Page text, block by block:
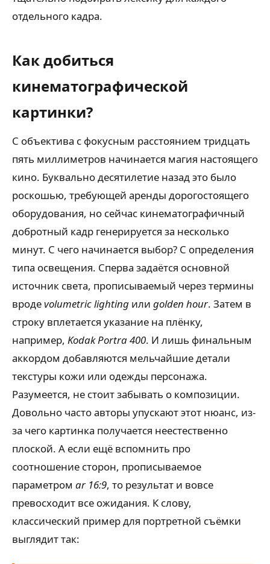
отдельного кадра.
Как добиться
кинематографической
картинки?
С объектива с фокусным расстоянием тридцать
пять миллиметров начинается магия настоящего
кино. Буквально десятилетие назад это было
роскошью, требующей аренды дорогостоящего
оборудования, но сейчас кинематографичный
добротный кадр генерируется за несколько
минут. С чего начинается выбор? С определения
типа освещения. Сперва задаётся основной
источник света, прописываемый через термины
вродеvolumetric lighting или golden hour. Затем в
строку вплетается указание на плёнку,
например, Kodak Portra 400. И лишь финальным
аккордом добавляются мельчайшие детали
текстуры кожи или одежды персонажа.
Разумеется, не стоит забывать о композиции.
Довольно часто авторы упускают этот нюанс, из-
за чего картинка получается неестественно
плоской. А если ещё вспомнить про
соотношение сторон, прописываемое
параметром ar 16:9, то результат и вовсе
превосходит все ожидания. К слову,
классический пример для портретной съёмки
выглядит так: